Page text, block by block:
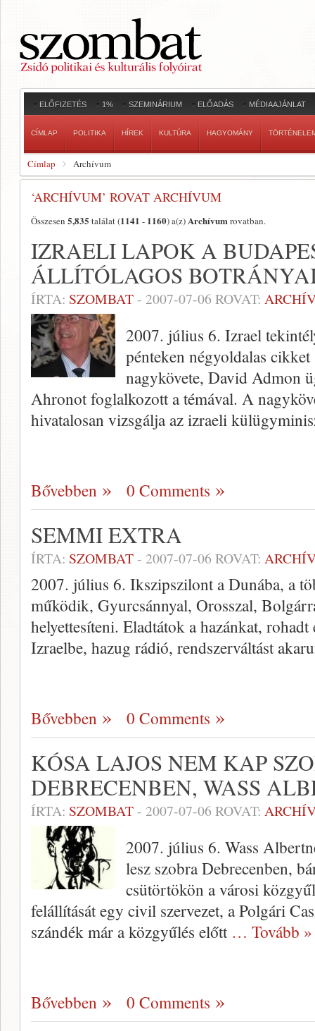
ELŐFIZETÉS 1% SZEMINÁRIUM ELŐADÁS MÉDIAAJÁNLAT
CÍMLAP POLITIKA HÍREK KULTÚRA HAGYOMÁNY
Címlap Archívum
‘ARCHÍVUM’ ROVAT ARCHÍVUM
Összesen 5,835 találat (1141 - 1160) a(z)Archívumrovatban.
IZRAELI LAPOK A
ÁLLÍTÓLAGOS
ÍRTA: SZOMBAT- 2007-07-06 ROVAT:
2007. július 6. Izrael
pénteken négyoldalas
nagykövete, David Admon
Ahronot foglalkozott a témával. A
hivatalosan vizsgálja az izraeli
Bővebben 0 Comments
SEMMI EXTRA
ÍRTA: SZOMBAT- 2007-07-06 ROVAT:
2007. július 6. Ikszipszilont a Dunába, a
működik, Gyurcsánnyal, Orosszal,
helyettesíteni. Eladtátok a hazánkat,
Izraelbe, hazug rádió, rendszerváltást
Bővebben 0 Comments
KÓSA LAJOS NEM KAP
DEBRECENBEN, WASS
ÍRTA: SZOMBAT- 2007-07-06 ROVAT:
2007. július 6. Wass
lesz szobra Debrecenben,
csütörtökön a városi
felállítását egy civil szervezet, a Polgári
szándék már a közgyűlés előtt … Tovább »
Bővebben 0 Comments